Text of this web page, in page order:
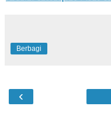
Berbagi
‹